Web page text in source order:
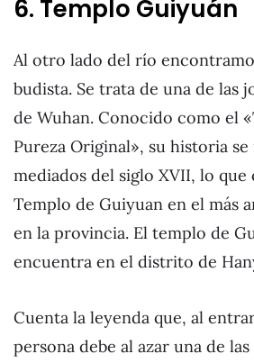
6. Templo Guiyuán
Al otro lado del río
budista. Se trata de una de las
de Wuhan. Conocido como el
Pureza Original», su historia
mediados del siglo XVII, lo
Templo de Guiyuan en el más
en la provincia. El templo de
encuentra en el distrito de
Cuenta la leyenda que, al
persona debe al azar una de